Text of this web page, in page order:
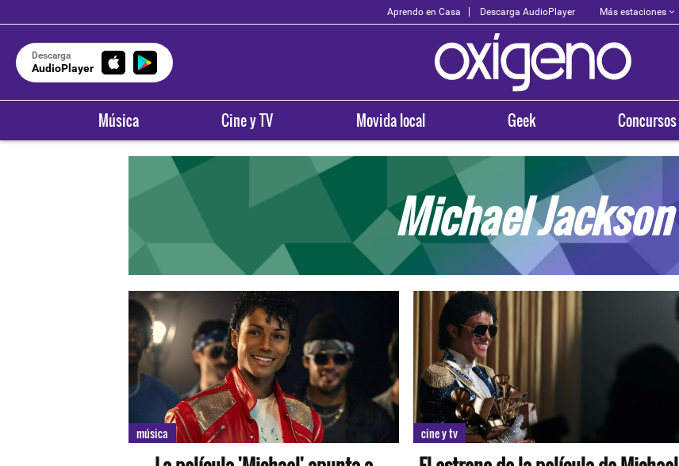
Aprendo en Casa Descarga AudioPlayer Más estaciones
Descarga
AudioPlayer
Música Cine y TV Movida local Geek Concursos
Michael Jackson
música cine y tv
OXÍGENO EN TU CIUDAD
Arequipa